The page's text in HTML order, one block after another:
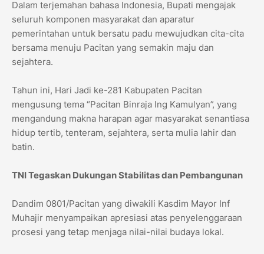
Dalam terjemahan bahasa Indonesia, Bupati mengajak
seluruh komponen masyarakat dan aparatur
pemerintahan untuk bersatu padu mewujudkan cita-cita
bersama menuju Pacitan yang semakin maju dan
sejahtera.
Tahun ini, Hari Jadi ke-281 Kabupaten Pacitan
mengusung tema “Pacitan Binraja Ing Kamulyan”, yang
mengandung makna harapan agar masyarakat senantiasa
hidup tertib, tenteram, sejahtera, serta mulia lahir dan
batin.
TNI Tegaskan Dukungan Stabilitas dan Pembangunan
Dandim 0801/Pacitan yang diwakili Kasdim Mayor Inf
Muhajir menyampaikan apresiasi atas penyelenggaraan
prosesi yang tetap menjaga nilai-nilai budaya lokal.